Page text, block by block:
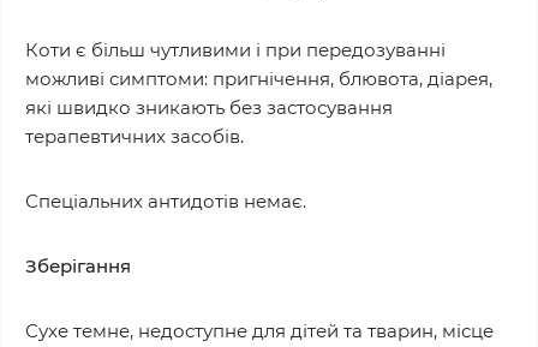
Коти є більш чутливими і при передозуванні
можливі симптоми: пригнічення, блювота, діарея,
які швидко зникають без застосування
терапевтичних засобів.
Спеціальних антидотів немає.
Зберігання
Сухе темне, недоступне для дітей та тварин, місце